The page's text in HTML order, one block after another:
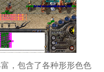
，包含了各种形形色色